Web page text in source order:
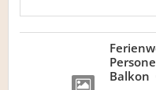
Balkon